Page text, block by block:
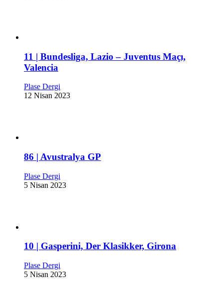
11 | Bundesliga, Lazio – Juventus Maçı,
Valencia
Plase Dergi
12 Nisan 2023
86 | Avustralya GP
Plase Dergi
5 Nisan 2023
10 | Gasperini, Der Klasikker, Girona
Plase Dergi
5 Nisan 2023